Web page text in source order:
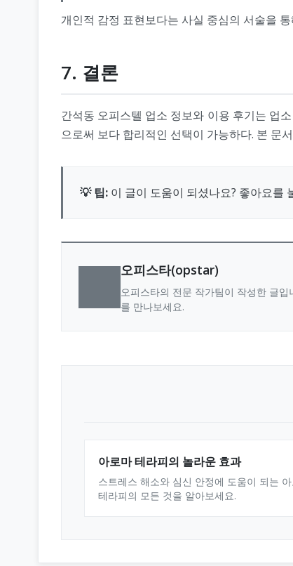
개인적 감정 표현보다는 사실 중심의 서술을
7. 결론
간석동 오피스텔 업소 정보와 이용 후기는 업
으로써 보다 합리적인 선택이 가능하다. 본 문
💡 팁: 이 글이 도움이 되셨나요? 좋아요를
오피스타(opstar)
오피스타의 전문 작가팀이 작성한 글
를 만나보세요.
아로마 테라피의 놀라운 효과
스트레스 해소와 심신 안정에 도움이 되는
테라피의 모든 것을 알아보세요.